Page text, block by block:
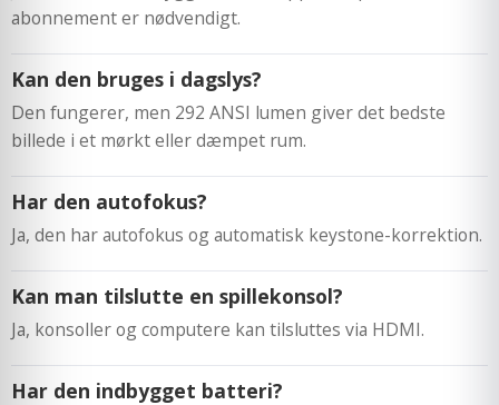
abonnement er nødvendigt.
Kan den bruges i dagslys?
Den fungerer, men 292 ANSI lumen giver det bedste
billede i et mørkt eller dæmpet rum.
Har den autofokus?
Ja, den har autofokus og automatisk keystone-korrektion.
Kan man tilslutte en spillekonsol?
Ja, konsoller og computere kan tilsluttes via HDMI.
Har den indbygget batteri?